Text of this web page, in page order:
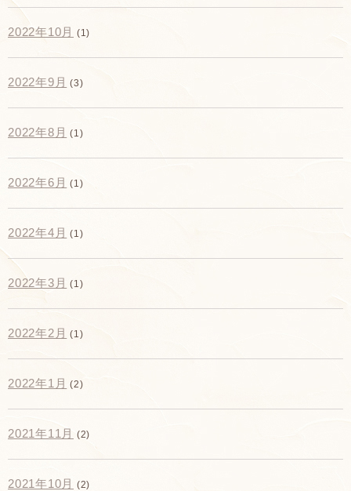
2022年10月 (1)
2022年9月 (3)
2022年8月 (1)
2022年6月 (1)
2022年4月 (1)
2022年3月 (1)
2022年2月 (1)
2022年1月 (2)
2021年11月 (2)
2021年10月 (2)